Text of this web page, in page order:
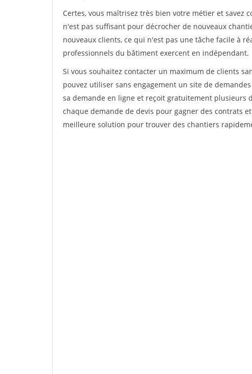
Certes, vous maîtrisez très bien votre métier et savez
n'est pas suffisant pour décrocher de nouveaux
nouveaux clients, ce qui n'est pas une tâche facile à
professionnels du bâtiment exercent en indépendant.
Si vous souhaitez contacter un maximum de clients
pouvez utiliser sans engagement un site de
sa demande en ligne et reçoit gratuitement plusieurs
chaque demande de devis pour gagner des contrats
meilleure solution pour trouver des chantiers